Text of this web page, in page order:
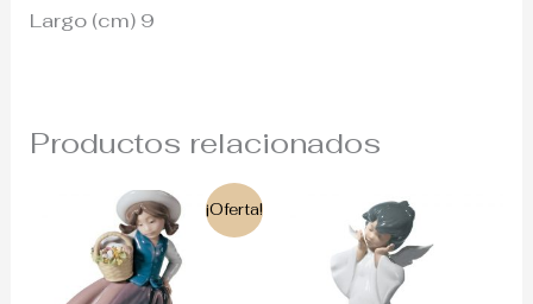
Largo (cm) 9
Productos relacionados
¡Oferta!
precio
original
era:
245€.
El
precio
actual
es:
215€.